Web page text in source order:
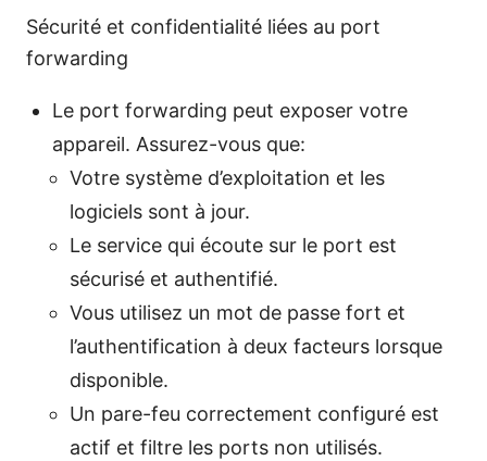
Sécurité et confidentialité liées au port
forwarding
Le port forwarding peut exposer votre
appareil. Assurez-vous que:
Votre système d’exploitation et les
logiciels sont à jour.
Le service qui écoute sur le port est
sécurisé et authentifié.
Vous utilisez un mot de passe fort et
l’authentification à deux facteurs lorsque
disponible.
Un pare-feu correctement configuré est
actif et filtre les ports non utilisés.